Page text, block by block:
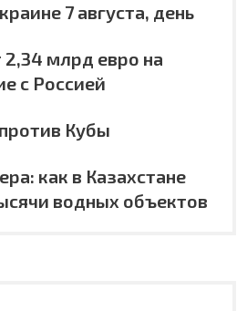
7 августа, день
млрд евро на
с Россией
Кубы
как в Казахстане
водных объектов